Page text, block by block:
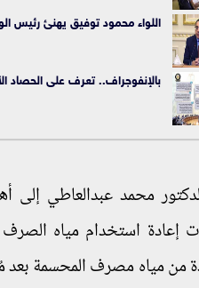
اللواء محمود توفيق يهنئ رئيس
بالإنفوجراف.. تعرف على الحصاد
محمد عبدالعاطي
إعادة استخدام مياه الصرف
من مياه مصرف المحسمة بعد